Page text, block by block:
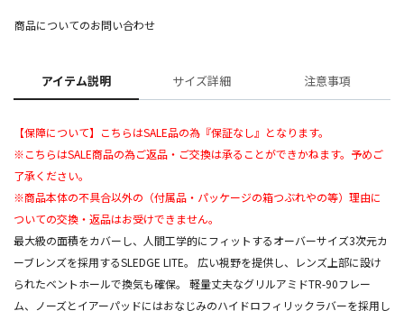
商品についてのお問い合わせ
アイテム説明 サイズ詳細 注意事項
【保障について】こちらはSALE品の為『保証なし』となります。
※こちらはSALE商品の為ご返品・ご交換は承ることができかねます。予めご
了承ください。
※商品本体の不具合以外の（付属品・パッケージの箱つぶれやの等）理由に
ついての交換・返品はお受けできません。
最大級の面積をカバーし、人間工学的にフィットするオーバーサイズ3次元カ
ーブレンズを採用するSLEDGE LITE。 広い視野を提供し、レンズ上部に設け
られたベントホールで換気も確保。 軽量丈夫なグリルアミドTR-90フレー
ム、ノーズとイアーパッドにはおなじみのハイドロフィリックラバーを採用し